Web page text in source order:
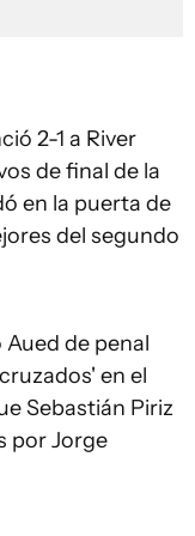
2-1 a River
de final de la
en la puerta de
del segundo
de penal
en el
Sebastián Piriz
por Jorge